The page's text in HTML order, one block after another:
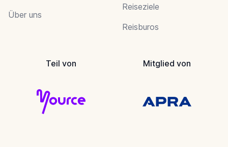
Über uns
Reiseziele
Reisburos
Teil von Mitglied von